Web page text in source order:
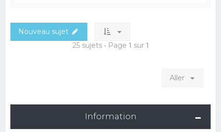
Nouveau sujet
25 sujets • Page 1 sur 1
Aller
Information